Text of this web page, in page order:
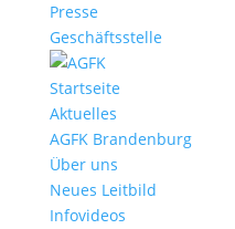
Presse
Geschäftsstelle
Startseite
Aktuelles
AGFK Brandenburg
Über uns
Neues Leitbild
Infovideos